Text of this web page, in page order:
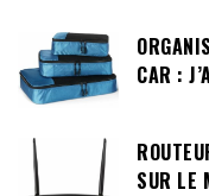
CAR :
SUR LE